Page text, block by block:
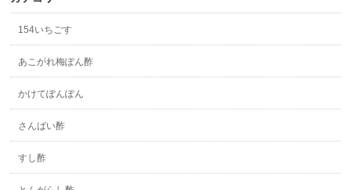
154いちごす
あこがれ梅ぽん酢
かけてぽんぽん
さんばい酢
すし酢